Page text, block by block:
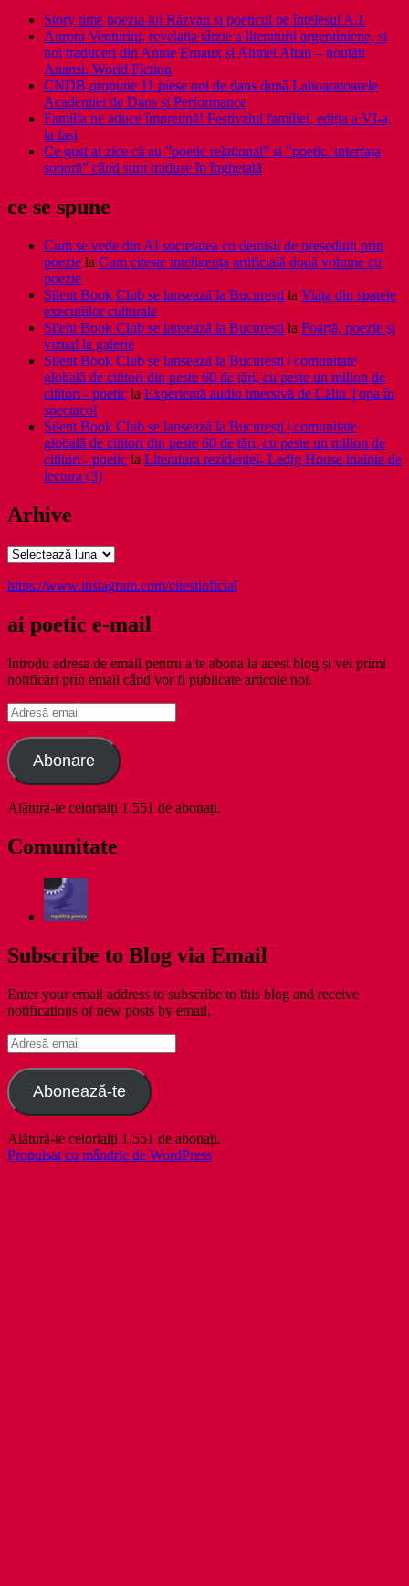
Story time poezia lui Răzvan și poeticul pe înțelesul A.I.
Aurora Venturini, revelația târzie a literaturii argentiniene, și
noi traduceri din Annie Ernaux și Ahmet Altan – noutăți
Anansi. World Fiction
CNDB propune 11 piese noi de dans după Laboaratoarele
Academiei de Dans și Performance
Familia ne aduce împreună! Festivalul familiei, ediția a VI-a,
la Iași
Ce gust ai zice că au ”poetic relațional” și ”poetic. interfața
sonoră” când sunt traduse în înghețată
ce se spune
Cum se vede din AI societatea cu demisii de președinți prin
poezie la Cum citește inteligența artificială două volume cu
poezie
Silent Book Club se lansează la București la Viaţa din spatele
execuţiilor culturale
Silent Book Club se lansează la București la Foarţă, poezie şi
vizual la galerie
Silent Book Club se lansează la București | comunitate
globală de cititori din peste 60 de țări, cu peste un milion de
cititori - poetic la Experiență audio imersivă de Călin Țopa în
spectacol
Silent Book Club se lansează la București | comunitate
globală de cititori din peste 60 de țări, cu peste un milion de
cititori - poetic la Literatura rezidenţei- Ledig House inainte de
lectura (3)
Arhive
Arhive
https://www.instagram.com/citestioficial
ai poetic e-mail
Introdu adresa de email pentru a te abona la acest blog și vei primi
notificări prin email când vor fi publicate articole noi.
Adresă
email
Abonare
Alătură-te celorlalți 1.551 de abonați.
Comunitate
Subscribe to Blog via Email
Enter your email address to subscribe to this blog and receive
notifications of new posts by email.
Adresă
email
Abonează-te
Alătură-te celorlalți 1.551 de abonați.
Propulsat cu mândrie de WordPress